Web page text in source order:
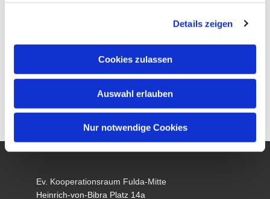
Details zeigen
Cookies zulassen
Auswahl erlauben
Nur notwendige Cookies
Ev. Kooperationsraum Fulda-Mitte
Heinrich-von-Bibra Platz 14a